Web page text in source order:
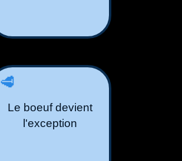
🥩
Le boeuf devient
l'exception